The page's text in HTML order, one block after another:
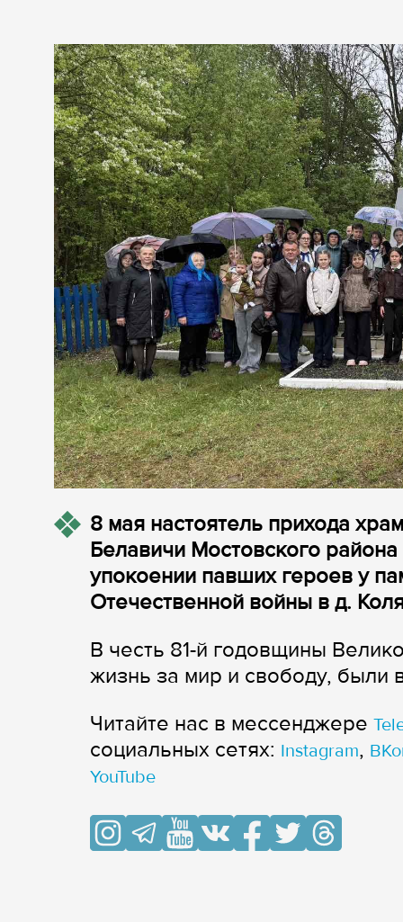
8 мая настоятель прихода
Белавичи Мостовского
упокоении павших героев у
Отечественной войны в д.
В честь 81-й годовщины
жизнь за мир и свободу, были
Читайте нас в мессенджере
cоциальных сетях: Instagram,
YouTube